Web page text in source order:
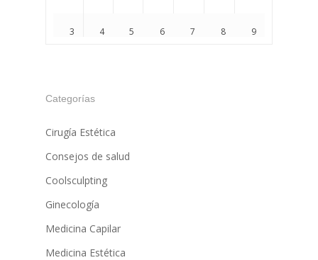
3 4 5 6 7 8 9
10 11
24 25
Categorías
Cirugía Estética
Consejos de salud
Coolsculpting
Ginecología
Medicina Capilar
Medicina Estética